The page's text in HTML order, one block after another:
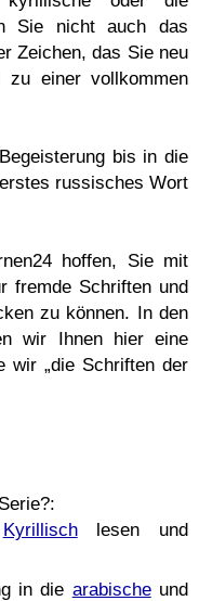
Sie nicht auch das
Zeichen, das Sie neu
zu einer vollkommen
bis in die
russisches Wort
hoffen, Sie mit
fremde Schriften und
zu können. In den
wir Ihnen hier eine
wir „die Schriften der
Kyrillischlesen und
in die arabischeund